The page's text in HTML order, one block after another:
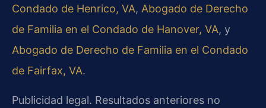
Condado de Henrico, VA, Abogado de Derecho
de Familia en el Condado de Hanover, VA, y
Abogado de Derecho de Familia en el Condado
de Fairfax, VA.
Publicidad legal. Resultados anteriores no